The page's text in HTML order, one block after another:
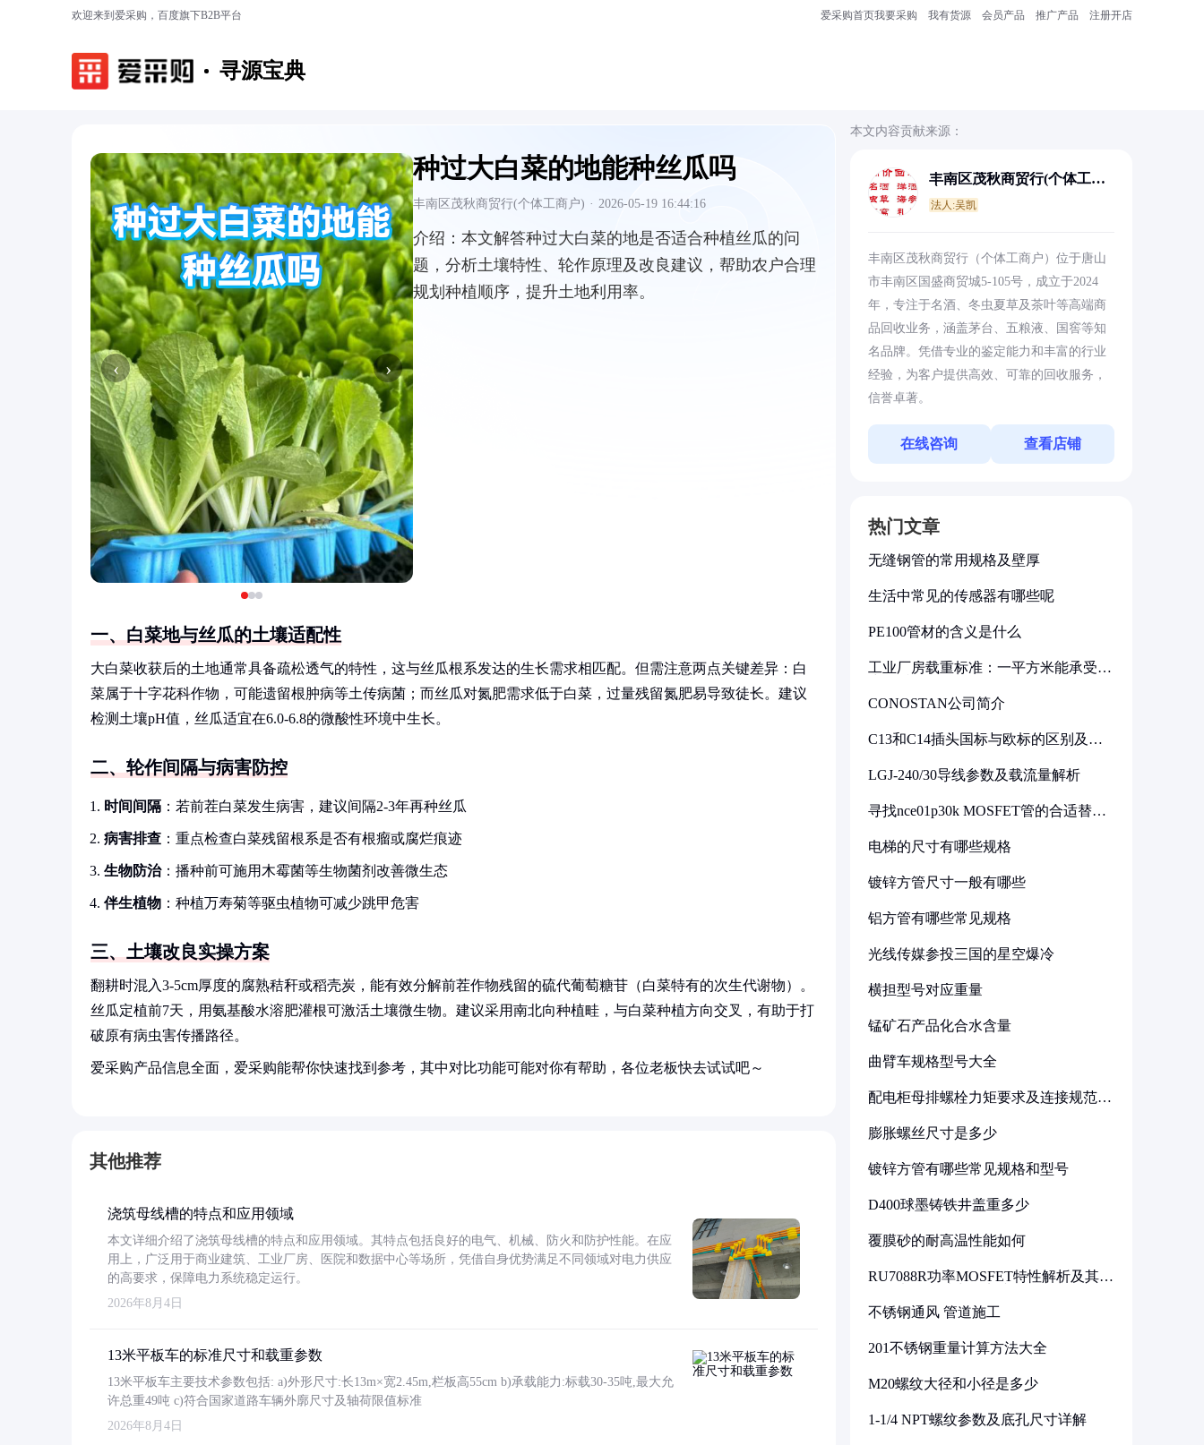
欢迎来到爱采购，百度旗下B2B平台 爱采购首页我要采购 我有货源 会员产品 推广产品 注册开店
寻源宝典
‹ ›
种过大白菜的地能种丝瓜吗
丰南区茂秋商贸行(个体工商户) · 2026-05-19 16:44:16
介绍： 本文解答种过大白菜的地是否适合种植丝瓜的问
题，分析土壤特性、轮作原理及改良建议，帮助农户合理
规划种植顺序，提升土地利用率。
一、白菜地与丝瓜的土壤适配性
大白菜收获后的土地通常具备疏松透气的特性，这与丝瓜根系发达的生长需求相匹配。但需注意两点关键差异：白
菜属于十字花科作物，可能遗留根肿病等土传病菌；而丝瓜对氮肥需求低于白菜，过量残留氮肥易导致徒长。建议
检测土壤pH值，丝瓜适宜在6.0-6.8的微酸性环境中生长。
二、轮作间隔与病害防控
时间间隔 ：若前茬白菜发生病害，建议间隔2-3年再种丝瓜
病害排查 ：重点检查白菜残留根系是否有根瘤或腐烂痕迹
生物防治：播种前可施用木霉菌等生物菌剂改善微生态
伴生植物 ：种植万寿菊等驱虫植物可减少跳甲危害
三、土壤改良实操方案
翻耕时混入3-5cm厚度的腐熟秸秆或稻壳炭，能有效分解前茬作物残留的硫代葡萄糖苷（白菜特有的次生代谢物）。
丝瓜定植前7天，用氨基酸水溶肥灌根可激活土壤微生物。建议采用南北向种植畦，与白菜种植方向交叉，有助于打
破原有病虫害传播路径。
爱采购产品信息全面，爱采购能帮你快速找到参考，其中对比功能可能对你有帮助，各位老板快去试试吧～
其他推荐
浇筑母线槽的特点和应用领域
本文详细介绍了浇筑母线槽的特点和应用领域。其特点包括良好的电气、机械、防火和防护性能。在应
用上，广泛用于商业建筑、工业厂房、医院和数据中心等场所，凭借自身优势满足不同领域对电力供应
的高要求，保障电力系统稳定运行。
2026年8月4日
13米平板车的标准尺寸和载重参数
13米平板车主要技术参数包括: a)外形尺寸:长13m×宽2.45m,栏板高55cm b)承载能力:标载30-35吨,最大允
许总重49吨 c)符合国家道路车辆外廓尺寸及轴荷限值标准
2026年8月4日
本文内容贡献来源：
丰南区茂秋商贸行(个体工商
法人:吴凯
丰南区茂秋商贸行（个体工商户）位于唐山
市丰南区国盛商贸城5-105号，成立于2024
年，专注于名酒、冬虫夏草及茶叶等高端商
品回收业务，涵盖茅台、五粮液、国窖等知
名品牌。凭借专业的鉴定能力和丰富的行业
经验，为客户提供高效、可靠的回收服务，
信誉卓著。
在线咨询 查看店铺
热门文章
无缝钢管的常用规格及壁厚
生活中常见的传感器有哪些呢
PE100管材的含义是什么
工业厂房载重标准：一平方米能承受多
CONOSTAN公司简介
C13和C14插头国标与欧标的区别及其
LGJ-240/30导线参数及载流量解析
寻找nce01p30k MOSFET管的合适替代
电梯的尺寸有哪些规格
镀锌方管尺寸一般有哪些
铝方管有哪些常见规格
光线传媒参投三国的星空爆冷
横担型号对应重量
锰矿石产品化合水含量
曲臂车规格型号大全
配电柜母排螺栓力矩要求及连接规范详
膨胀螺丝尺寸是多少
镀锌方管有哪些常见规格和型号
D400球墨铸铁井盖重多少
覆膜砂的耐高温性能如何
RU7088R功率MOSFET特性解析及其在
不锈钢通风 管道施工
201不锈钢重量计算方法大全
M20螺纹大径和小径是多少
1-1/4 NPT螺纹参数及底孔尺寸详解